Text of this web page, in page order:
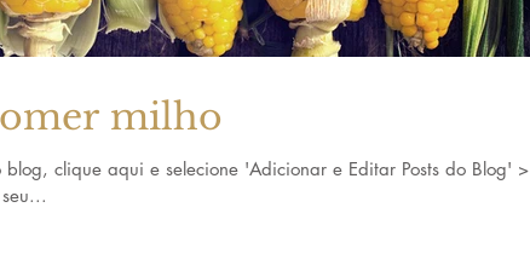
milho
clique aqui e selecione 'Adicionar e Editar Posts do Blog' >